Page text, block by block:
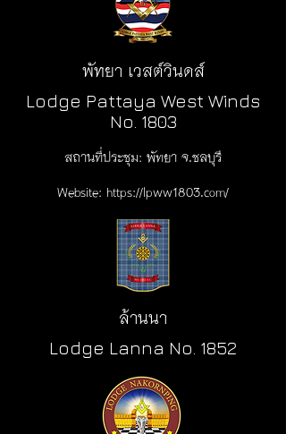
พัทยา เวสต์วินดส์
Lodge Pattaya West Winds
No. 1803
สถานที่ประชุม: พัทยา จ.ชลบุรี
Website: https://lpww1803.com/
ล้านนา
Lodge Lanna No. 1852